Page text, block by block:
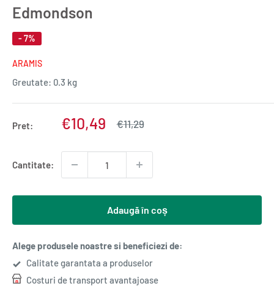
Edmondson
- 7%
ARAMIS
Greutate: 0.3 kg
Pret:
Pret
€10,49
Pret
€11,29
Cantitate:
Adaugă în coș
Alege produsele noastre si beneficiezi de:
Calitate garantata a produselor
Costuri de transport avantajoase